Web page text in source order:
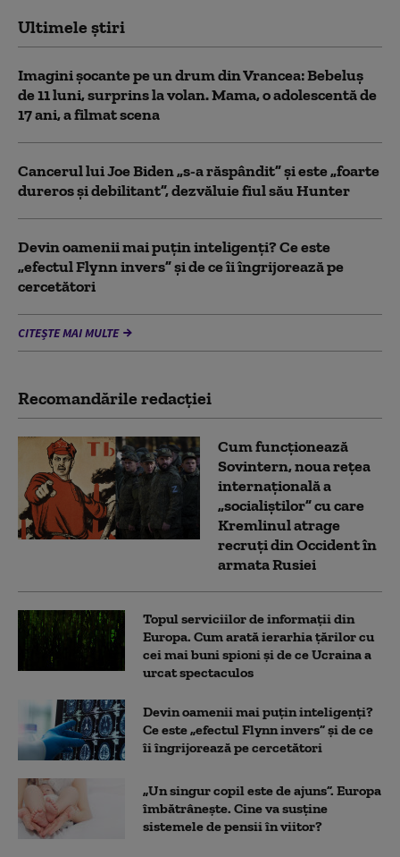
Ultimele știri
Imagini șocante pe un drum din Vrancea: Bebeluș
de 11 luni, surprins la volan. Mama, o adolescentă de
17 ani, a filmat scena
Cancerul lui Joe Biden „s-a răspândit” şi este „foarte
dureros și debilitant”, dezvăluie fiul său Hunter
Devin oamenii mai puțin inteligenți? Ce este
„efectul Flynn invers” și de ce îi îngrijorează pe
cercetători
CITEȘTE MAI MULTE
Recomandările redacţiei
Cum funcționează
Sovintern, noua rețea
internațională a
„socialiștilor” cu care
Kremlinul atrage
recruți din Occident în
armata Rusiei
Topul serviciilor de informații din
Europa. Cum arată ierarhia țărilor cu
cei mai buni spioni și de ce Ucraina a
urcat spectaculos
Devin oamenii mai puțin inteligenți?
Ce este „efectul Flynn invers” și de ce
îi îngrijorează pe cercetători
„Un singur copil este de ajuns”. Europa
îmbătrânește. Cine va susține
sistemele de pensii în viitor?